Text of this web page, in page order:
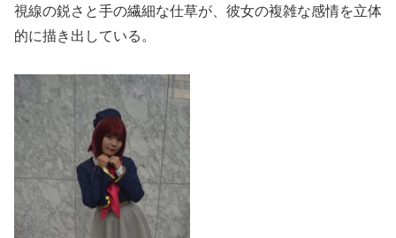
視線の鋭さと手の繊細な仕草が、彼女の複雑な感情を立体
的に描き出している。